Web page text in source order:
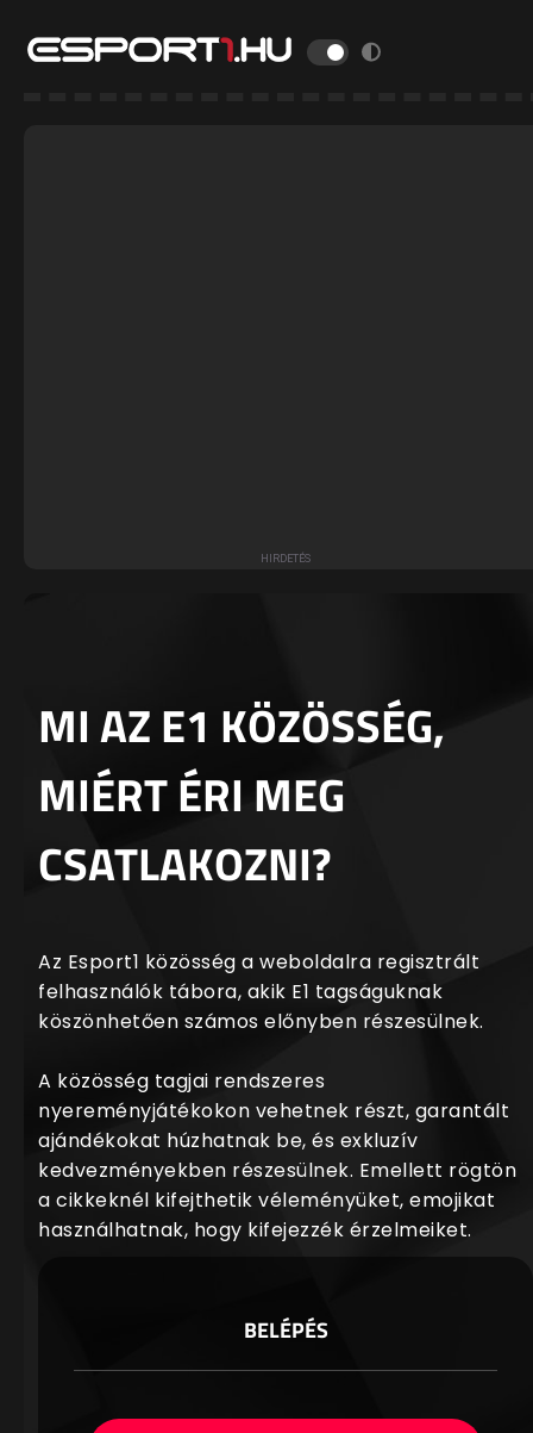
MI AZ E1 KÖZÖSSÉG,
MIÉRT ÉRI MEG
CSATLAKOZNI?
Az Esport1 közösség a weboldalra regisztrált
felhasználók tábora, akik E1 tagságuknak
köszönhetően számos előnyben részesülnek.
A közösség tagjai rendszeres
nyereményjátékokon vehetnek részt, garantált
ajándékokat húzhatnak be, és exkluzív
kedvezményekben részesülnek. Emellett rögtön
a cikkeknél kifejthetik véleményüket, emojikat
használhatnak, hogy kifejezzék érzelmeiket.
BELÉPÉS